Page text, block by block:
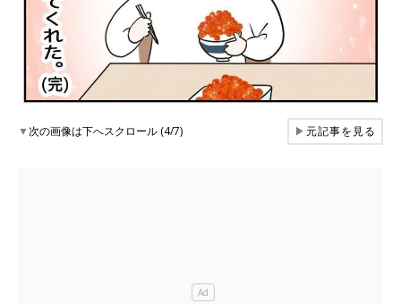
▼次の画像は下へスクロール (4/7) ▶元記事を見る